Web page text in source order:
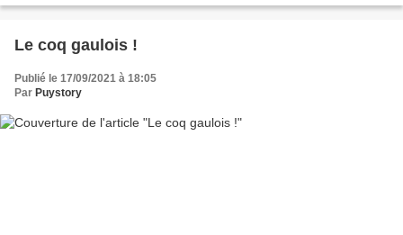
Le coq gaulois !
Publié le 17/09/2021 à 18:05
Par Puystory